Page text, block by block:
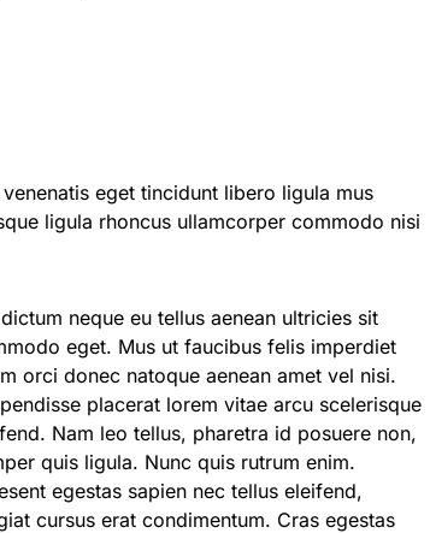
eget tincidunt libero ligula mus
ligula rhoncus ullamcorper commodo nisi
neque eu tellus aenean ultricies sit
eget. Mus ut faucibus felis imperdiet
orci donec natoque aenean amet vel nisi.
placerat lorem vitae arcu scelerisque
Nam leo tellus, pharetra id posuere non,
quis ligula. Nunc quis rutrum enim.
egestas sapien nec tellus eleifend,
cursus erat condimentum. Cras egestas